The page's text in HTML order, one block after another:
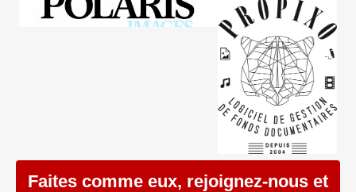
Faites comme eux, rejoignez-nous et